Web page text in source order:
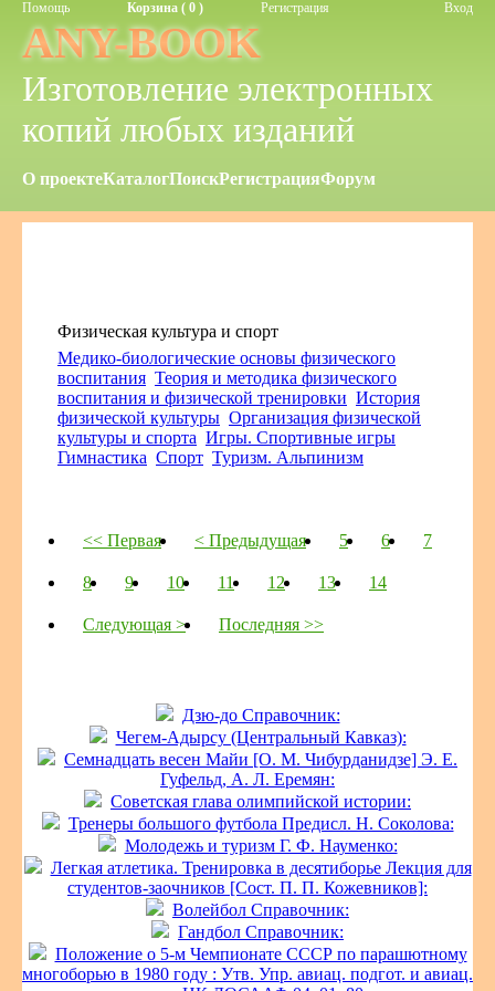
Помощь Корзина ( 0 ) Регистрация Вход
ANY-BOOK
Изготовление электронных
копий любых изданий
О проектеКаталогПоискРегистрацияФорум
Физическая культура и спорт
Медико-биологические основы физического
воспитания Теория и методика физического
воспитания и физической тренировки История
физической культуры Организация физической
культуры и спорта Игры. Спортивные игры
Гимнастика Спорт Туризм. Альпинизм
<< Первая < Предыдущая 5 6 7
8 9 10 11 12 13 14
Следующая > Последняя >>
Дзю-до Справочник:
Чегем-Адырсу (Центральный Кавказ):
Семнадцать весен Майи [О. М. Чибурданидзе] Э. Е.
Гуфельд, А. Л. Еремян:
Советская глава олимпийской истории:
Тренеры большого футбола Предисл. Н. Соколова:
Молодежь и туризм Г. Ф. Науменко:
Легкая атлетика. Тренировка в десятиборье Лекция для
студентов-заочников [Сост. П. П. Кожевников]:
Волейбол Справочник:
Гандбол Справочник:
Положение о 5-м Чемпионате СССР по парашютному
многоборью в 1980 году : Утв. Упр. авиац. подгот. и авиац.